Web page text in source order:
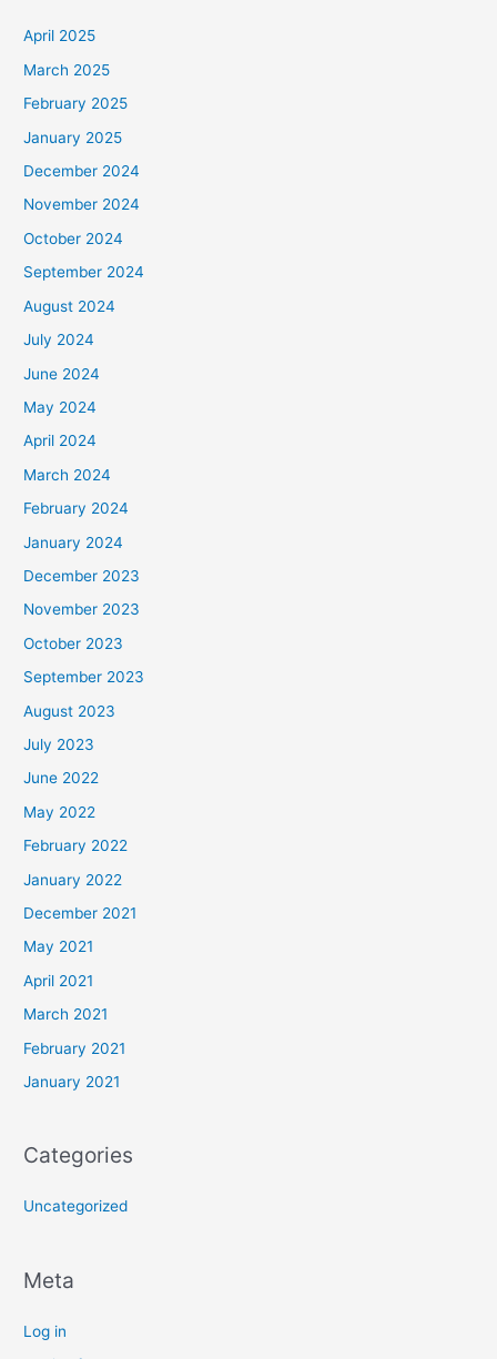
April 2025
March 2025
February 2025
January 2025
December 2024
November 2024
October 2024
September 2024
August 2024
July 2024
June 2024
May 2024
April 2024
March 2024
February 2024
January 2024
December 2023
November 2023
October 2023
September 2023
August 2023
July 2023
June 2022
May 2022
February 2022
January 2022
December 2021
May 2021
April 2021
March 2021
February 2021
January 2021
Categories
Uncategorized
Meta
Log in